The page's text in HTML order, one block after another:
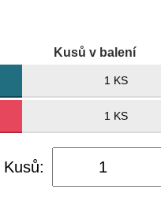
Kusů v balení
1 KS
1 KS
Kusů: